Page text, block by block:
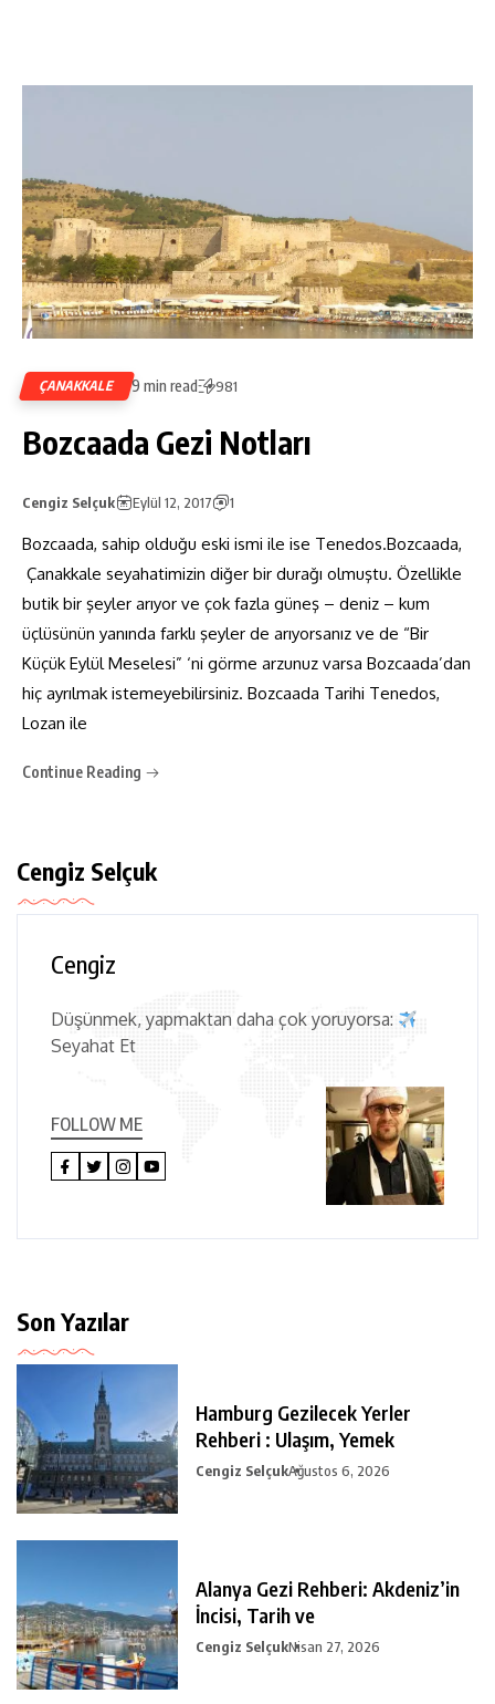
ÇANAKKALE 9 min read 981
Bozcaada Gezi Notları
Cengiz Selçuk Eylül 12, 2017 1
Bozcaada, sahip olduğu eski ismi ile ise Tenedos.Bozcaada,
Çanakkale seyahatimizin diğer bir durağı olmuştu. Özellikle
butik bir şeyler arıyor ve çok fazla güneş – deniz – kum
üçlüsünün yanında farklı şeyler de arıyorsanız ve de “Bir
Küçük Eylül Meselesi” ‘ni görme arzunuz varsa Bozcaada’dan
hiç ayrılmak istemeyebilirsiniz. Bozcaada Tarihi Tenedos,
Lozan ile
Continue Reading
Cengiz Selçuk
Cengiz
Düşünmek, yapmaktan daha çok yoruyorsa:
Seyahat Et
FOLLOW ME
Son Yazılar
Hamburg Gezilecek Yerler
Rehberi : Ulaşım, Yemek
Cengiz SelçukAğustos 6, 2026
Alanya Gezi Rehberi: Akdeniz’in
İncisi, Tarih ve
Cengiz SelçukNisan 27, 2026